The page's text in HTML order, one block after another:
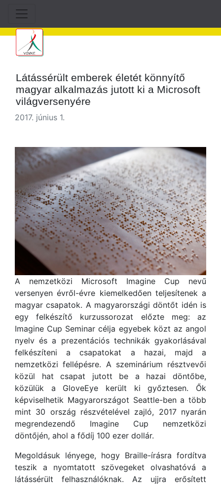
Látássérült emberek életét könnyítő
magyar alkalmazás jutott ki a Microsoft
világversenyére
2017. június 1.
A nemzetközi Microsoft Imagine Cup nevű
versenyen évről-évre kiemelkedően teljesítenek a
magyar csapatok. A magyarországi döntőt idén is
egy felkészítő kurzussorozat előzte meg: az
Imagine Cup Seminar célja egyebek közt az angol
nyelv és a prezentációs technikák gyakorlásával
felkészíteni a csapatokat a hazai, majd a
nemzetközi fellépésre. A szeminárium résztvevői
közül hat csapat jutott be a hazai döntőbe,
közülük a GloveEye került ki győztesen. Ők
képviselhetik Magyarországot Seattle-ben a több
mint 30 ország részvételével zajló, 2017 nyarán
megrendezendő Imagine Cup nemzetközi
döntőjén, ahol a fődíj 100 ezer dollár.
Megoldásuk lényege, hogy Braille-írásra fordítva
teszik a nyomtatott szövegeket olvashatóvá a
látássérült felhasználóknak. Az ujjra erősített